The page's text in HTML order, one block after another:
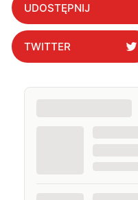
UDOSTĘPNIJ
TWITTER